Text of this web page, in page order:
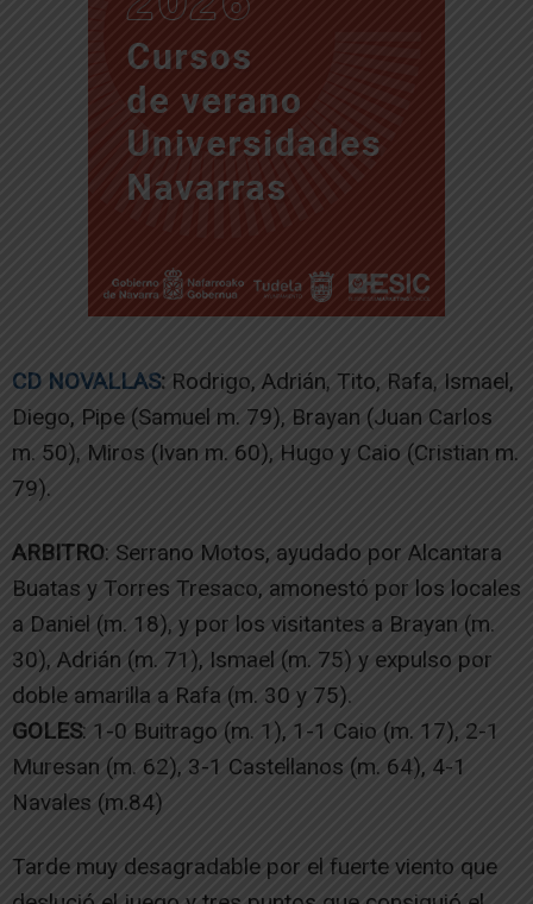
CD NOVALLAS: Rodrigo, Adrián, Tito, Rafa, Ismael,
Diego, Pipe (Samuel m. 79), Brayan (Juan Carlos
m. 50), Miros (Ivan m. 60), Hugo y Caio (Cristian m.
79).
ARBITRO: Serrano Motos, ayudado por Alcantara
Buatas y Torres Tresaco, amonestó por los locales
a Daniel (m. 18), y por los visitantes a Brayan (m.
30), Adrián (m. 71), Ismael (m. 75) y expulso por
doble amarilla a Rafa (m. 30 y 75).
GOLES: 1-0 Buitrago (m. 1), 1-1 Caio (m. 17), 2-1
Muresan (m. 62), 3-1 Castellanos (m. 64), 4-1
Navales (m.84)
Tarde muy desagradable por el fuerte viento que